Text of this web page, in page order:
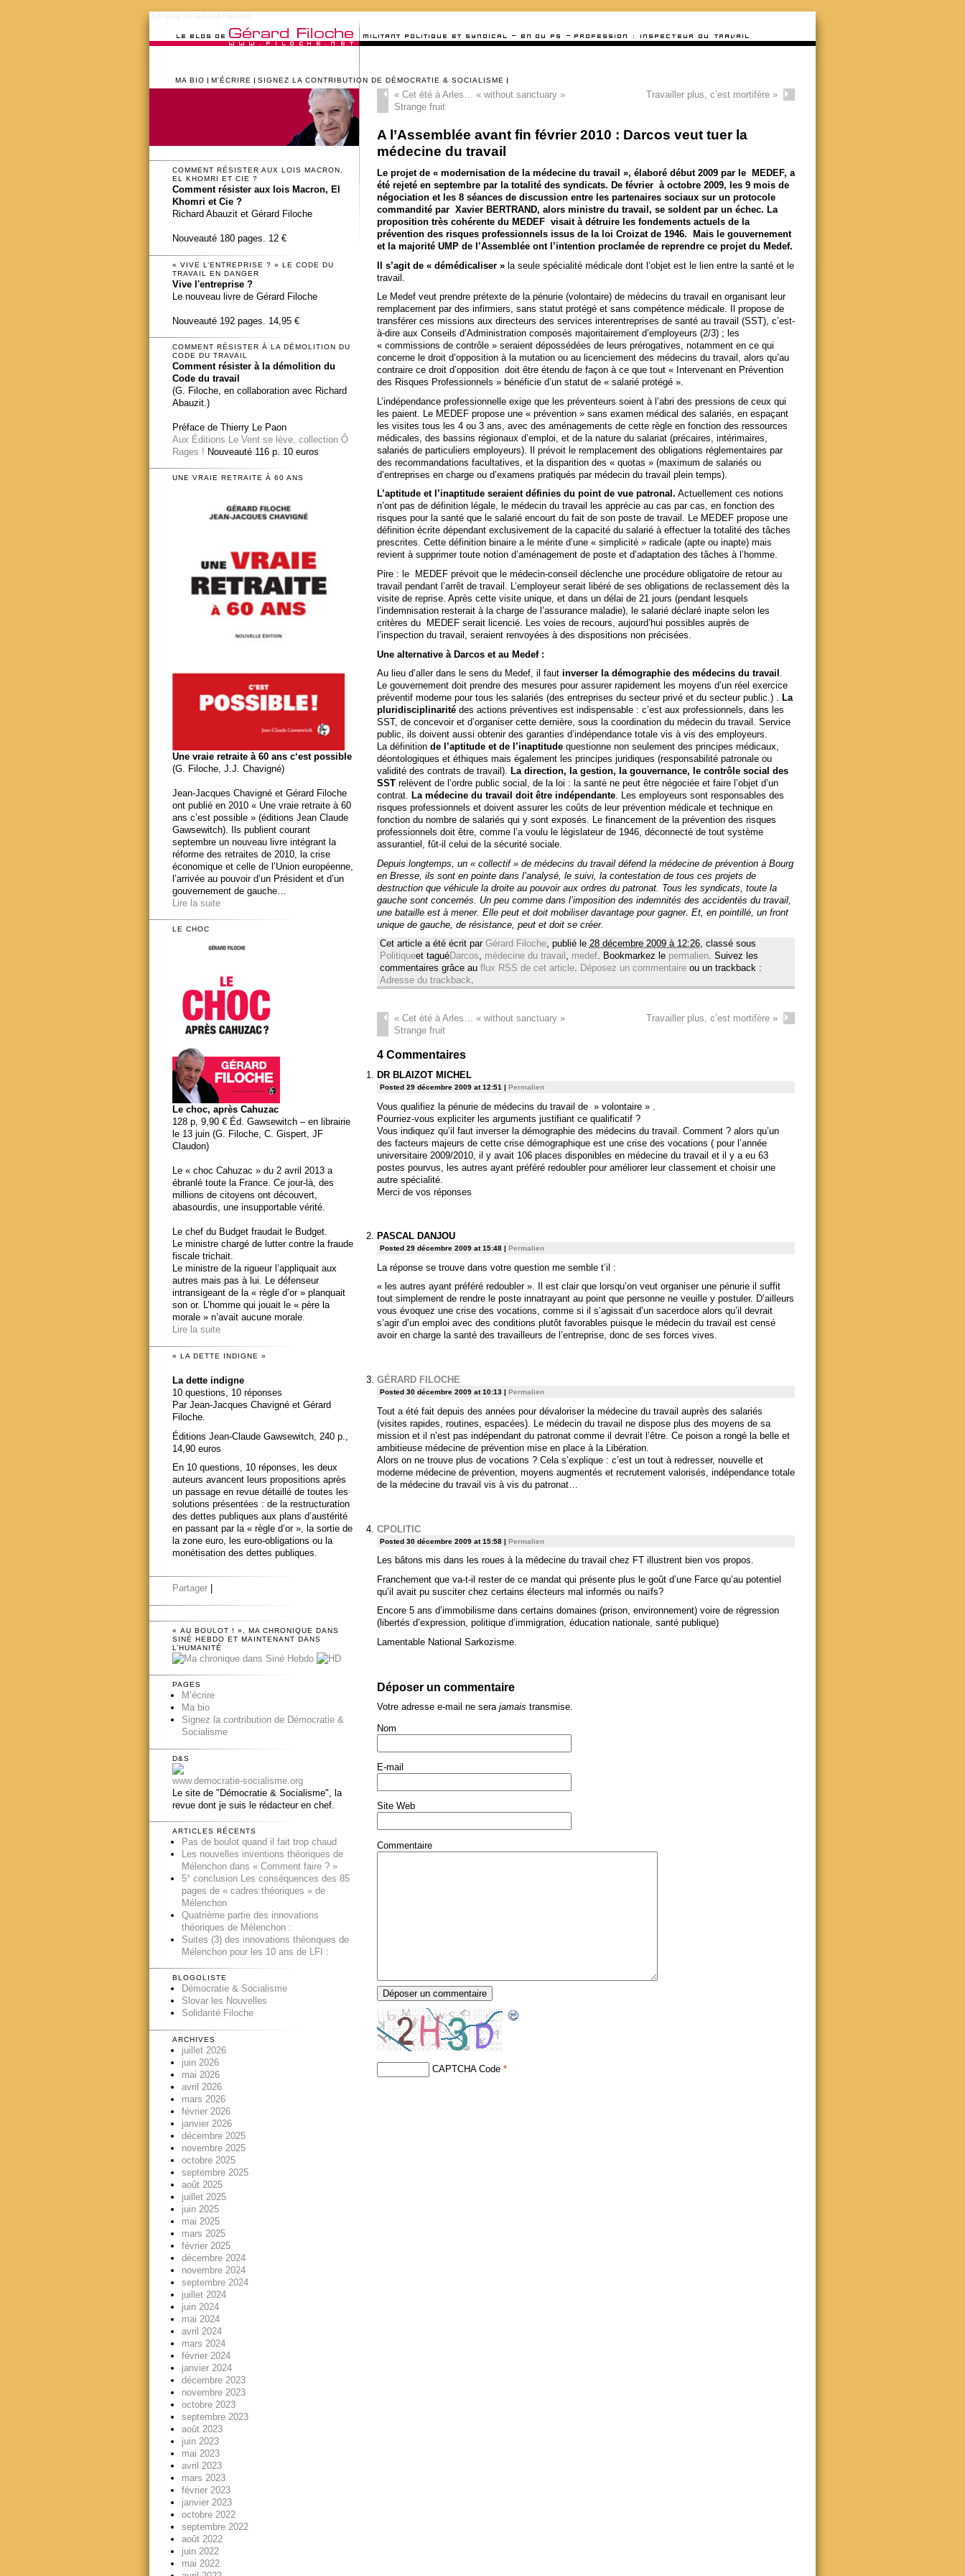
MA BIO M’ÉCRIRE SIGNEZ LA CONTRIBUTION DE DÉMOCRATIE & SOCIALISME
«Cet été à Arles… « without sanctuary »
Strange fruit
Travailler plus, c’est mortifère»
A l’Assemblée avant fin février 2010 : Darcos veut tuer la
médecine du travail
Le projet de « modernisation de la médecine du travail », élaboré début 2009 par le MEDEF, a
été rejeté en septembre par la totalité des syndicats. De février à octobre 2009, les 9 mois de
négociation et les 8 séances de discussion entre les partenaires sociaux sur un protocole
commandité par Xavier BERTRAND, alors ministre du travail, se soldent par un échec. La
proposition très cohérente du MEDEF visait à détruire les fondements actuels de la
prévention des risques professionnels issus de la loi Croizat de 1946. Mais le gouvernement
et la majorité UMP de l’Assemblée ont l’intention proclamée de reprendre ce projet du Medef.
Il s’agit de « démédicaliser »la seule spécialité médicale dont l’objet est le lien entre la santé et le
travail.
Le Medef veut prendre prétexte de la pénurie (volontaire) de médecins du travail en organisant leur
remplacement par des infirmiers, sans statut protégé et sans compétence médicale. Il propose de
transférer ces missions aux directeurs des services interentreprises de santé au travail (SST), c’est-
à-dire aux Conseils d’Administration composés majoritairement d’employeurs (2/3) ; les
« commissions de contrôle » seraient dépossédées de leurs prérogatives, notamment en ce qui
concerne le droit d’opposition à la mutation ou au licenciement des médecins du travail, alors qu’au
contraire ce droit d’opposition doit être étendu de façon à ce que tout « Intervenant en Prévention
des Risques Professionnels » bénéficie d’un statut de « salarié protégé ».
L’indépendance professionnelle exige que les préventeurs soient à l’abri des pressions de ceux qui
les paient.
Le MEDEF propose une « prévention » sans examen médical des salariés, en espaçant
les visites tous les 4 ou 3 ans, avec des aménagements de cette règle en fonction des ressources
médicales, des bassins régionaux d’emploi, et de la nature du salariat (précaires, intérimaires,
salariés de particuliers employeurs). Il prévoit le remplacement des obligations réglementaires par
des recommandations facultatives, et la disparition des « quotas » (maximum de salariés ou
d’entreprises en charge ou d’examens pratiqués par médecin du travail plein temps).
L’aptitude et l’inaptitude seraient définies du point de vue patronal. Actuellement ces notions
n’ont pas de définition légale, le médecin du travail les apprécie au cas par cas, en fonction des
risques pour la santé que le salarié encourt du fait de son poste de travail. Le MEDEF propose une
définition écrite dépendant exclusivement de la capacité du salarié à effectuer la totalité des tâches
prescrites. Cette définition binaire a le mérite d’une « simplicité » radicale (apte ou inapte) mais
revient à supprimer toute notion d’aménagement de poste et d’adaptation des tâches à l’homme.
Pire : le MEDEF prévoit que le médecin-conseil déclenche une procédure obligatoire de retour au
travail pendant l’arrêt de travail. L’employeur serait libéré de ses obligations de reclassement dès la
visite de reprise. Après cette visite unique, et dans un délai de 21 jours (pendant lesquels
l’indemnisation resterait à la charge de l’assurance maladie), le salarié déclaré inapte selon les
critères du MEDEF serait licencié. Les voies de recours, aujourd’hui possibles auprès de
l’inspection du travail, seraient renvoyées à des dispositions non précisées.
Une alternative à Darcos et au Medef :
Au lieu d’aller dans le sens du Medef, il faut inverser la démographie des médecins du travail .
Le gouvernement doit prendre des mesures pour assurer rapidement les moyens d’un réel exercice
préventif moderne pour tous les salariés (des entreprises du secteur privé et du secteur public.) . La
pluridisciplinaritédes actions préventives est indispensable : c’est aux professionnels, dans les
SST, de concevoir et d’organiser cette dernière, sous la coordination du médecin du travail. Service
public, ils doivent aussi obtenir des garanties d’indépendance totale vis à vis des employeurs.
La définition de l’aptitude et de l’inaptitudequestionne non seulement des principes médicaux,
déontologiques et éthiques mais également les principes juridiques (responsabilité patronale ou
validité des contrats de travail). La direction, la gestion, la gouvernance, le contrôle social des
SSTrelèvent de l’ordre public social, de la loi : la santé ne peut être négociée et faire l’objet d’un
contrat. La médecine du travail doit être indépendante. Les employeurs sont responsables des
risques professionnels et doivent assurer les coûts de leur prévention médicale et technique en
fonction du nombre de salariés qui y sont exposés. Le financement de la prévention des risques
professionnels doit être, comme l’a voulu le législateur de 1946, déconnecté de tout système
assurantiel, fût-il celui de la sécurité sociale.
Depuis longtemps, un « collectif » de médecins du travail défend la médecine de prévention à Bourg
en Bresse, ils sont en pointe dans l’analysé, le suivi, la contestation de tous ces projets de
destruction que véhicule la droite au pouvoir aux ordres du patronat. Tous les syndicats, toute la
gauche sont concernés. Un peu comme dans l’imposition des indemnités des accidentés du travail,
une bataille est à mener. Elle peut et doit mobiliser davantage pour gagner. Et, en pointillé, un front
unique de gauche, de résistance, peut et doit se créer.
Cet article a été écrit par Gérard Filoche, publié le 28 décembre 2009 à 12:26, classé sous
Politiqueet taguéDarcos, médecine du travail , medef. Bookmarkez le permalien. Suivez les
commentaires grâce au flux RSS de cet article. Déposez un commentaireou un trackback :
Adresse du trackback.
«Cet été à Arles… « without sanctuary »
Strange fruit
Travailler plus, c’est mortifère»
4Commentaires
DR BLAIZOT MICHEL
Posted 29 décembre 2009 at 12:51 | Permalien
Vous qualifiez la pénurie de médecins du travail de » volontaire » .
Pourriez-vous expliciter les arguments justifiant ce qualificatif ?
Vous indiquez qu’il faut inverser la démographie des médecins du travail. Comment ? alors qu’un
des facteurs majeurs de cette crise démographique est une crise des vocations ( pour l’année
universitaire 2009/2010, il y avait 106 places disponibles en médecine du travail et il y a eu 63
postes pourvus, les autres ayant préféré redoubler pour améliorer leur classement et choisir une
autre spécialité.
Merci de vos réponses
PASCAL DANJOU
Posted 29 décembre 2009 at 15:48 | Permalien
La réponse se trouve dans votre question me semble t’il :
« les autres ayant préféré redoubler ». Il est clair que lorsqu’on veut organiser une pénurie il suffit
tout simplement de rendre le poste innatrayant au point que personne ne veuille y postuler. D’ailleurs
vous évoquez une crise des vocations, comme si il s’agissait d’un sacerdoce alors qu’il devrait
s’agir d’un emploi avec des conditions plutôt favorables puisque le médecin du travail est censé
avoir en charge la santé des travailleurs de l’entreprise, donc de ses forces vives.
GÉRARD FILOCHE
Posted 30 décembre 2009 at 10:13 | Permalien
Tout a été fait depuis des années pour dévaloriser la médecine du travail auprès des salariés
(visites rapides, routines, espacées). Le médecin du travail ne dispose plus des moyens de sa
mission et il n’est pas indépendant du patronat comme il devrait l’être. Ce poison a rongé la belle et
ambitieuse médecine de prévention mise en place à la Libération.
Alors on ne trouve plus de vocations ? Cela s’explique : c’est un tout à redresser, nouvelle et
moderne médecine de prévention, moyens augmentés et recrutement valorisés, indépendance totale
de la médecine du travail vis à vis du patronat…
CPOLITIC
Posted 30 décembre 2009 at 15:58 | Permalien
Les bâtons mis dans les roues à la médecine du travail chez FT illustrent bien vos propos.
Franchement que va-t-il rester de ce mandat qui présente plus le goût d’une Farce qu’au potentiel
qu’il avait pu susciter chez certains électeurs mal informés ou naïfs?
Encore 5 ans d’immobilisme dans certains domaines (prison, environnement) voire de régression
(libertés d’expression, politique d’immigration, éducation nationale, santé publique)
Lamentable National Sarkozisme.
Déposer un commentaire
Votre adresse e-mail ne sera jamais transmise.
Nom
E-mail
Site Web
Commentaire
CAPTCHA Code*
COMMENT RÉSISTER AUX LOIS MACRON,
EL KHOMRI ET CIE ?
Comment résister aux lois Macron, El
Khomri et Cie ?
Richard Abauzit et Gérard Filoche
Nouveauté 180 pages. 12 €
« VIVE L’ENTREPRISE ? » LE CODE DU
TRAVAIL EN DANGER
Vive l'entreprise ?
Le nouveau livre de Gérard Filoche
Nouveauté 192 pages. 14,95 €
COMMENT RÉSISTER À LA DÉMOLITION DU
CODE DU TRAVAIL
Comment résister à la démolition du
Code du travail
(G. Filoche, en collaboration avec Richard
Abauzit.)
Préface de Thierry Le Paon
Aux Éditions Le Vent se lève, collection Ô
Rages ! Nouveauté 116 p. 10 euros
UNE VRAIE RETRAITE À 60 ANS
Une vraie retraite à 60 ans c‘est possible
(G. Filoche, J.J. Chavigné)
Jean-Jacques Chavigné et Gérard Filoche
ont publié en 2010 « Une vraie retraite à 60
ans c’est possible » (éditions Jean Claude
Gawsewitch). Ils publient courant
septembre un nouveau livre intégrant la
réforme des retraites de 2010, la crise
économique et celle de l’Union européenne,
l’arrivée au pouvoir d’un Président et d’un
gouvernement de gauche…
Lire la suite
LE CHOC
Le choc, après Cahuzac
128 p, 9,90 € Éd. Gawsewitch – en librairie
le 13 juin (G. Filoche, C. Gispert, JF
Claudon)
Le « choc Cahuzac » du 2 avril 2013 a
ébranlé toute la France. Ce jour-là, des
millions de citoyens ont découvert,
abasourdis, une insupportable vérité.
Le chef du Budget fraudait le Budget.
Le ministre chargé de lutter contre la fraude
fiscale trichait.
Le ministre de la rigueur l’appliquait aux
autres mais pas à lui. Le défenseur
intransigeant de la « règle d’or » planquait
son or. L’homme qui jouait le « père la
morale » n’avait aucune morale.
Lire la suite
« LA DETTE INDIGNE »
La dette indigne
10 questions, 10 réponses
Par Jean-Jacques Chavigné et Gérard
Filoche.
Éditions Jean-Claude Gawsewitch, 240 p.,
14,90 euros
En 10 questions, 10 réponses, les deux
auteurs avancent leurs propositions après
un passage en revue détaillé de toutes les
solutions présentées : de la restructuration
des dettes publiques aux plans d’austérité
en passant par la « règle d’or », la sortie de
la zone euro, les euro-obligations ou la
monétisation des dettes publiques.
Partager
« AU BOULOT ! », MA CHRONIQUE DANS
SINÉ HEBDO ET MAINTENANT DANS
L’HUMANITÉ
PAGES
M’écrire
Ma bio
Signez la contribution de Démocratie &
Socialisme
D&S
www.democratie-socialisme.org
Le site de "Démocratie & Socialisme", la
revue dont je suis le rédacteur en chef.
ARTICLES RÉCENTS
Pas de boulot quand il fait trop chaud
Les nouvelles inventions théoriques de
Mélenchon dans « Comment faire ? »
5° conclusion Les conséquences des 85
pages de « cadres théoriques » de
Mélenchon
Quatrième partie des innovations
théoriques de Mélenchon :
Suites (3) des innovations théoriques de
Mélenchon pour les 10 ans de LFI :
BLOGOLISTE
Démocratie & Socialisme
Slovar les Nouvelles
Solidarité Filoche
ARCHIVES
juillet 2026
juin 2026
mai 2026
avril 2026
mars 2026
février 2026
janvier 2026
décembre 2025
novembre 2025
octobre 2025
septembre 2025
août 2025
juillet 2025
juin 2025
mai 2025
mars 2025
février 2025
décembre 2024
novembre 2024
septembre 2024
juillet 2024
juin 2024
mai 2024
avril 2024
mars 2024
février 2024
janvier 2024
décembre 2023
novembre 2023
octobre 2023
septembre 2023
août 2023
juin 2023
mai 2023
avril 2023
mars 2023
février 2023
janvier 2023
octobre 2022
septembre 2022
août 2022
juin 2022
mai 2022